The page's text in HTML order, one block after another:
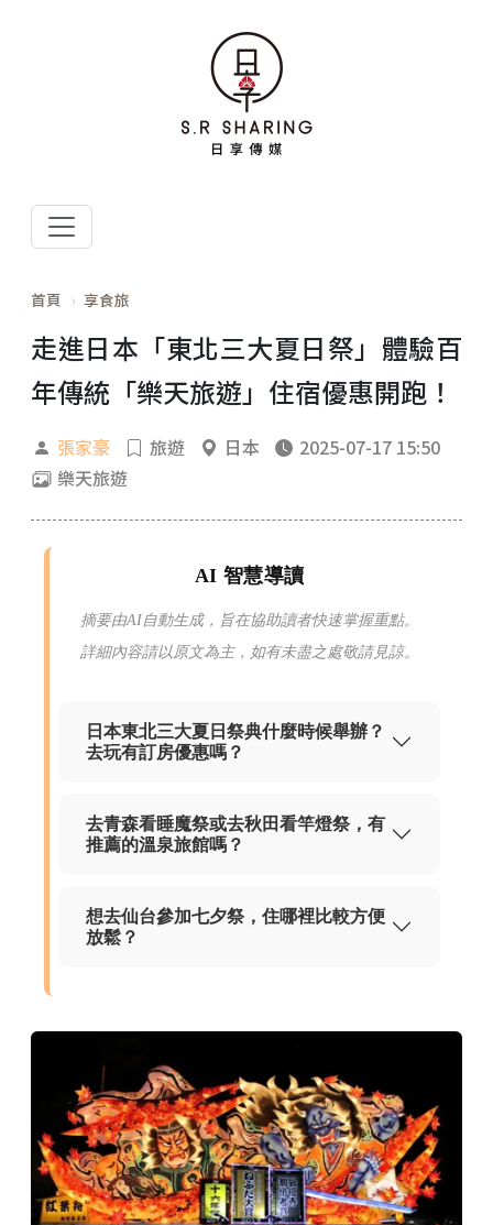
首頁 享食旅
走進日本「東北三大夏日祭」體驗百
年傳統「樂天旅遊」住宿優惠開跑！
張家豪 旅遊 日本
2025-07-17 15:50
樂天旅遊
AI 智慧導讀
摘要由AI自動生成，旨在協助讀者快速掌握重點。
詳細內容請以原文為主，如有未盡之處敬請見諒。
日本東北三大夏日祭典什麼時候舉辦？
去玩有訂房優惠嗎？
去青森看睡魔祭或去秋田看竿燈祭，有
推薦的溫泉旅館嗎？
想去仙台參加七夕祭，住哪裡比較方便
放鬆？